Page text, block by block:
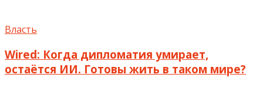
Власть
Wired: Когда дипломатия умирает,
остаётся ИИ. Готовы жить в таком мире?